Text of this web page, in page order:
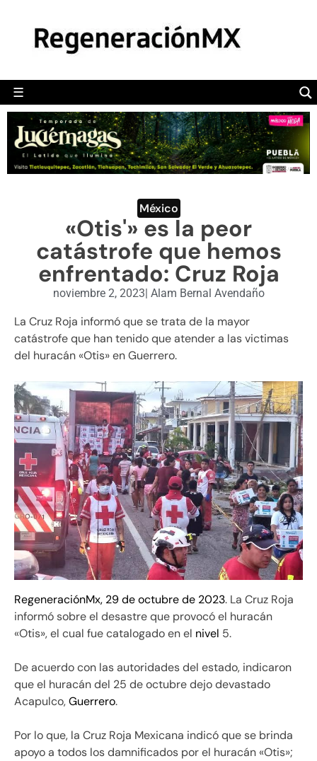
☰
POLÍTICA
CAMALEÓN
OPINIÓN
DEPORTES
ENGLISH SECTION
VIDEOS
México
«Otis'» es la peor
catástrofe que hemos
enfrentado: Cruz Roja
noviembre 2, 2023| Alam Bernal Avendaño
La Cruz Roja informó que se trata de la mayor
catástrofe que han tenido que atender a las victimas
del huracán «Otis» en Guerrero.
RegeneraciónMx, 29 de octubre de 2023. La Cruz Roja
informó sobre el desastre que provocó el huracán
«Otis», el cual fue catalogado en el nivel 5.
De acuerdo con las autoridades del estado, indicaron
que el huracán del 25 de octubre dejo devastado
Acapulco,Guerrero.
Por lo que, la Cruz Roja Mexicana indicó que se brinda
apoyo a todos los damnificados por el huracán «Otis»;